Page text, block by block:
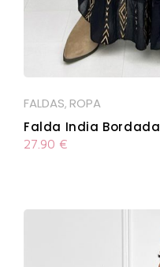
FALDAS, ROPA
Falda India Bordada
27.90 €